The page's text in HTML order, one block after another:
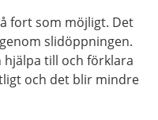
fort som möjligt. Det
slidöppningen.
till och förklara
och det blir mindre